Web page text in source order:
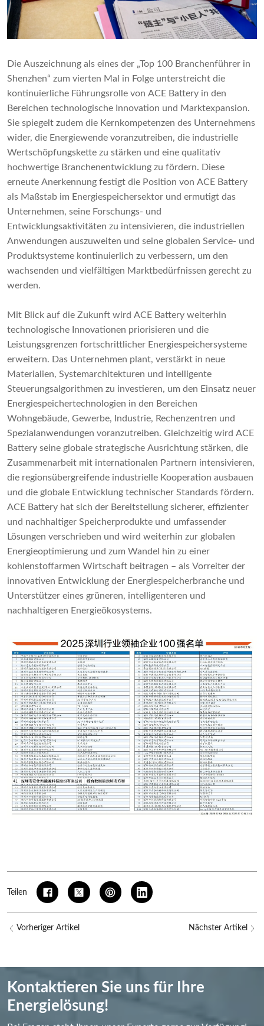
Die Auszeichnung als eines der „Top 100 Branchenführer in
Shenzhen“ zum vierten Mal in Folge unterstreicht die
kontinuierliche Führungsrolle von ACE Battery in den
Bereichen technologische Innovation und Marktexpansion.
Sie spiegelt zudem die Kernkompetenzen des Unternehmens
wider, die Energiewende voranzutreiben, die industrielle
Wertschöpfungskette zu stärken und eine qualitativ
hochwertige Branchenentwicklung zu fördern. Diese
erneute Anerkennung festigt die Position von ACE Battery
als Maßstab im Energiespeichersektor und ermutigt das
Unternehmen, seine Forschungs- und
Entwicklungsaktivitäten zu intensivieren, die industriellen
Anwendungen auszuweiten und seine globalen Service- und
Produktsysteme kontinuierlich zu verbessern, um den
wachsenden und vielfältigen Marktbedürfnissen gerecht zu
werden.
Mit Blick auf die Zukunft wird ACE Battery weiterhin
technologische Innovationen priorisieren und die
Leistungsgrenzen fortschrittlicher Energiespeichersysteme
erweitern. Das Unternehmen plant, verstärkt in neue
Materialien, Systemarchitekturen und intelligente
Steuerungsalgorithmen zu investieren, um den Einsatz neuer
Energiespeichertechnologien in den Bereichen
Wohngebäude, Gewerbe, Industrie, Rechenzentren und
Spezialanwendungen voranzutreiben. Gleichzeitig wird ACE
Battery seine globale strategische Ausrichtung stärken, die
Zusammenarbeit mit internationalen Partnern intensivieren,
die regionsübergreifende industrielle Kooperation ausbauen
und die globale Entwicklung technischer Standards fördern.
ACE Battery hat sich der Bereitstellung sicherer, effizienter
und nachhaltiger Speicherprodukte und umfassender
Lösungen verschrieben und wird weiterhin zur globalen
Energieoptimierung und zum Wandel hin zu einer
kohlenstoffarmen Wirtschaft beitragen – als Vorreiter der
innovativen Entwicklung der Energiespeicherbranche und
Unterstützer eines grüneren, intelligenteren und
nachhaltigeren Energieökosystems.
Teilen
Vorheriger Artikel Nächster Artikel
Kontaktieren Sie uns für Ihre
Energielösung!